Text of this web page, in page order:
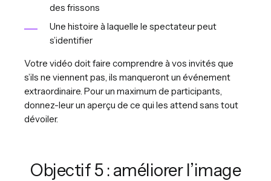
des frissons
Une histoire à laquelle le spectateur peut
s’identifier
Votre vidéo doit faire comprendre à vos invités que
s’ils ne viennent pas, ils manqueront un événement
extraordinaire. Pour un maximum de participants,
donnez-leur un aperçu de ce qui les attend sans tout
dévoiler.
Objectif 5 : améliorer l’image